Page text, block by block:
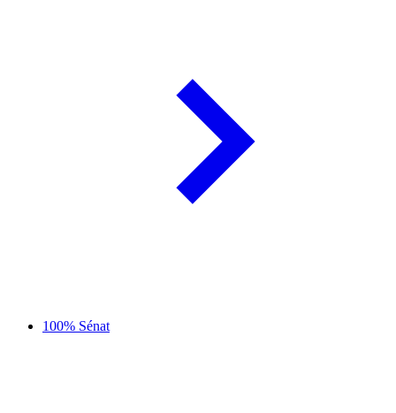
100% Sénat